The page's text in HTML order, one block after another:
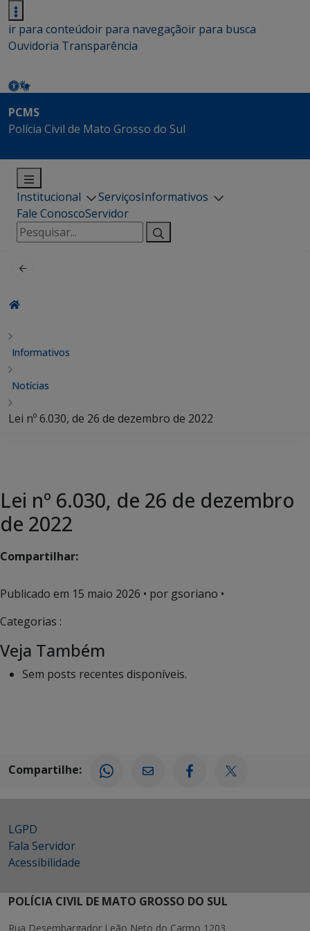
ir para conteúdoir para navegaçãoir para busca
Ouvidoria Transparência
PCMS
Polícia Civil de Mato Grosso do Sul
Institucional ServiçosInformativos
Fale ConoscoServidor
Pesquisar
por:
Informativos
Notícias
Lei nº 6.030, de 26 de dezembro de 2022
Lei nº 6.030, de 26 de dezembro
de 2022
Compartilhar:
Publicado em 15 maio 2026 • por gsoriano •
Categorias :
Veja Também
Sem posts recentes disponíveis.
Compartilhe:
LGPD
Fala Servidor
Acessibilidade
POLÍCIA CIVIL DE MATO GROSSO DO SUL
Rua Desembargador Leão Neto do Carmo 1203